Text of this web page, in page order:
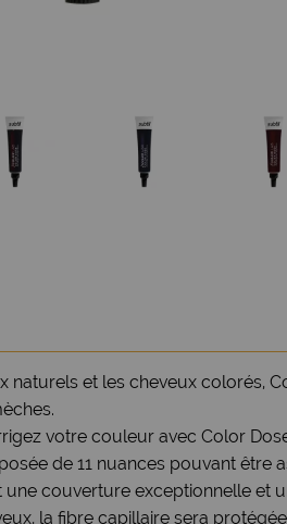
naturels et les cheveux colorés,
votre couleur avec Color
de 11 nuances pouvant
couverture exceptionnelle et
la fibre capillaire sera